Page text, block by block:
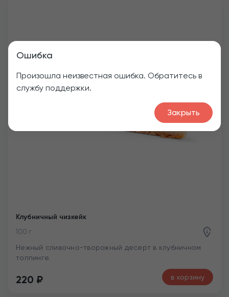
Ошибка
Произошла неизвестная ошибка. Обратитесь в
службу поддержки.
Закрыть
Клубничный чизкейк
100 г
Нежный сливочно-творожный десерт в клубничном
топпинге.
220 ₽ в корзину